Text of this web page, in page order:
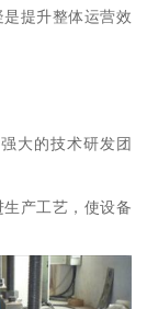
提升整体运营效
大的技术研发团
产工艺，使设备